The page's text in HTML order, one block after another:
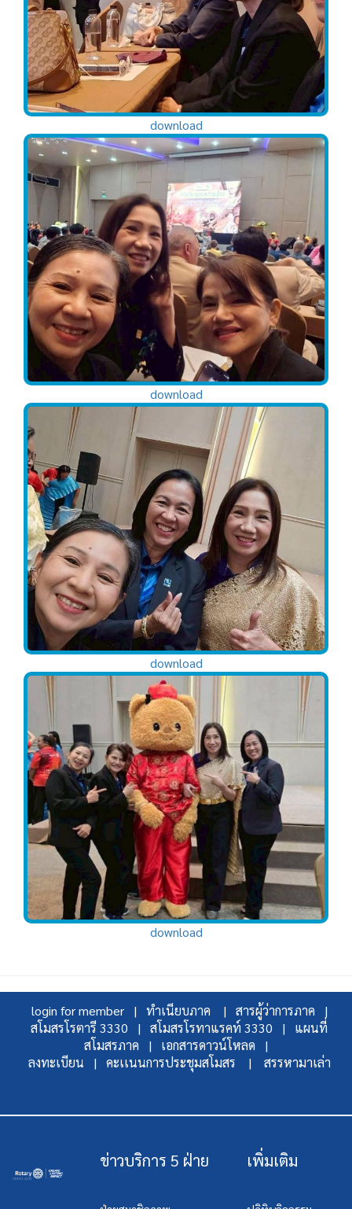
download
download
download
download
login for member | ทำเนียบภาค |
สารผู้ว่าการภาค |
สโมสรโรตารี 3330 |
สโมสรโรทาแรคท์ 3330 |
แผนที่
สโมสรภาค |
เอกสารดาวน์โหลด |
ลงทะเบียน |
คะเเนนการประชุมสโมสร | สรรหามาเล่า
ข่าวบริการ 5 ฝ่าย เพิ่มเติม